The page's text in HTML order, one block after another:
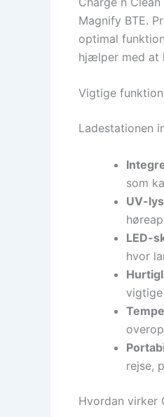
Magnify BTE.
optimal
hjælper med at
Vigtige
Ladestationen
som
UV-
LED-
hvor
rejse,
Hvordan virker